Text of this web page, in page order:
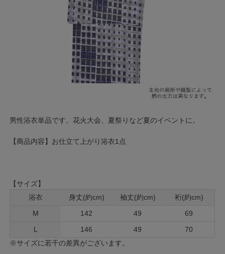
男性浴衣単品です。花火大会、夏祭りなど夏のイベントに。
【商品内容】お仕立て上がり浴衣1点
【サイズ】
浴衣
身丈(約cm) 袖丈(約cm)
裄(約cm)
M
142 49
69
L
146 49
70
※サイズに若干の差異がございます。